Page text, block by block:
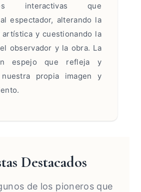
interactivas que
espectador, alterando la
artística y cuestionando la
observador y la obra. La
espejo que refleja y
nuestra propia imagen y
Destacados
de los pioneros que